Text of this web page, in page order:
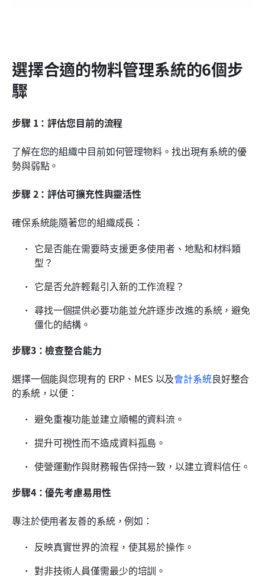
選擇合適的物料管理系統的6個步
驟
步驟 1：評估您目前的流程
了解在您的組織中目前如何管理物料。找出現有系統的優
勢與弱點。
步驟 2：評估可擴充性與靈活性
確保系統能隨著您的組織成長：
它是否能在需要時支援更多使用者、地點和材料類
型？
它是否允許輕鬆引入新的工作流程？
尋找一個提供必要功能並允許逐步改進的系統，避免
僵化的結構。
步驟3：檢查整合能力
選擇一個能與您現有的 ERP、MES 以及會計系統良好整合
的系統，以便：
避免重複功能並建立順暢的資料流。
提升可視性而不造成資料孤島。
使營運動作與財務報告保持一致，以建立資料信任。
步驟4：優先考慮易用性
專注於使用者友善的系統，例如：
反映真實世界的流程，使其易於操作。
對非技術人員僅需最少的培訓。